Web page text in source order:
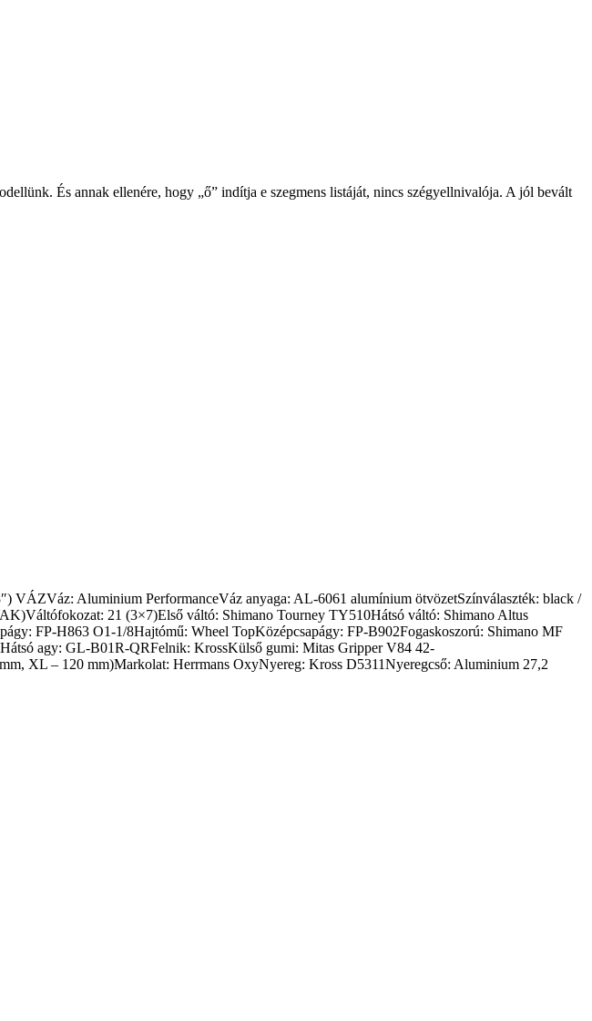
És annak ellenére, hogy „ő” indítja e szegmens listáját, nincs szégyellnivalója. A jól bevált
Aluminium PerformanceVáz anyaga: AL-6061 alumínium ötvözetSzínválaszték: black /
21 (3×7)Első váltó: Shimano Tourney TY510Hátsó váltó: Shimano Altus
FP-H863 O1-1/8Hajtómű: Wheel TopKözépcsapágy: FP-B902Fogaskoszorú: Shimano MF
agy: GL-B01R-QRFelnik: KrossKülső gumi: Mitas Gripper V84 42-
XL – 120 mm)Markolat: Herrmans OxyNyereg: Kross D5311Nyeregcső: Aluminium 27,2